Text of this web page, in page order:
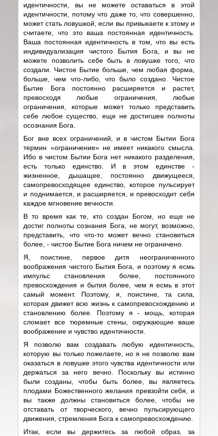
идентичности, вы не можете оставаться в этой
идентичности, потому что даже то, что совершенно,
может стать ловушкой, если вы привыкаете к этому и
считаете, что это ваша постоянная идентичность.
Ваша постоянная идентичность в том, что вы есть
индивидуализация чистого Бытия Бога, и вы не
можете позволить себе быть в ловушке того, что
создали. Чистое Бытие больше, чем любая форма,
больше, чем что-либо, что было создано. Чистое
Бытие Бога постоянно расширяется и растет,
превосходя любые ограничения, любые
ограничения, которые может только представить
себе любое существо, еще не достигшее полноты
осознания Бога.
Бог вне всех ограничений, и в чистом Бытии Бога
термин «ограничение» не имеет никакого смысла.
Ибо в чистом Бытии Бога нет никакого разделения,
есть только единство. И в этом единстве -
жизненное, дышащее, постоянно движущееся,
самопревосходящее единство, которое пульсирует
и поднимается, и расширяется, и превосходит себя
каждое мгновение вечности.
В то время как те, кто создан Богом, но еще не
достиг полноты сознания Бога, не могут, возможно,
представить, что что-то может вечно становиться
более, - чистое Бытие Бога ничем не ограничено.
Я, поистине, первое дитя неограниченного
воображения чистого Бытия Бога, и поэтому я есмь
импульс становления более, постоянного
превосхождения и бытия более, чем я есмь в этот
самый момент. Поэтому, я, поистине, та сила,
которая движет всю жизнь к самопревосхождению и
становлению более. Поэтому я - мощь, которая
сломает все тюремные стены, окружающие ваше
воображение и чувство идентичности.
Я позволю вам создавать любую идентичность,
которую вы только пожелаете, но я не позволю вам
оказаться в ловушке этого чувства идентичности или
держаться за него вечно. Поскольку вы истинно
были созданы, чтобы быть более, вы являетесь
плодами Божественного желания превзойти себя, и
вы также должны становиться более, чтобы не
отставать от творческого, вечно пульсирующего
движения, стремления Бога к самопревосхождению.
Итак, если вы держитесь за любой образ, за